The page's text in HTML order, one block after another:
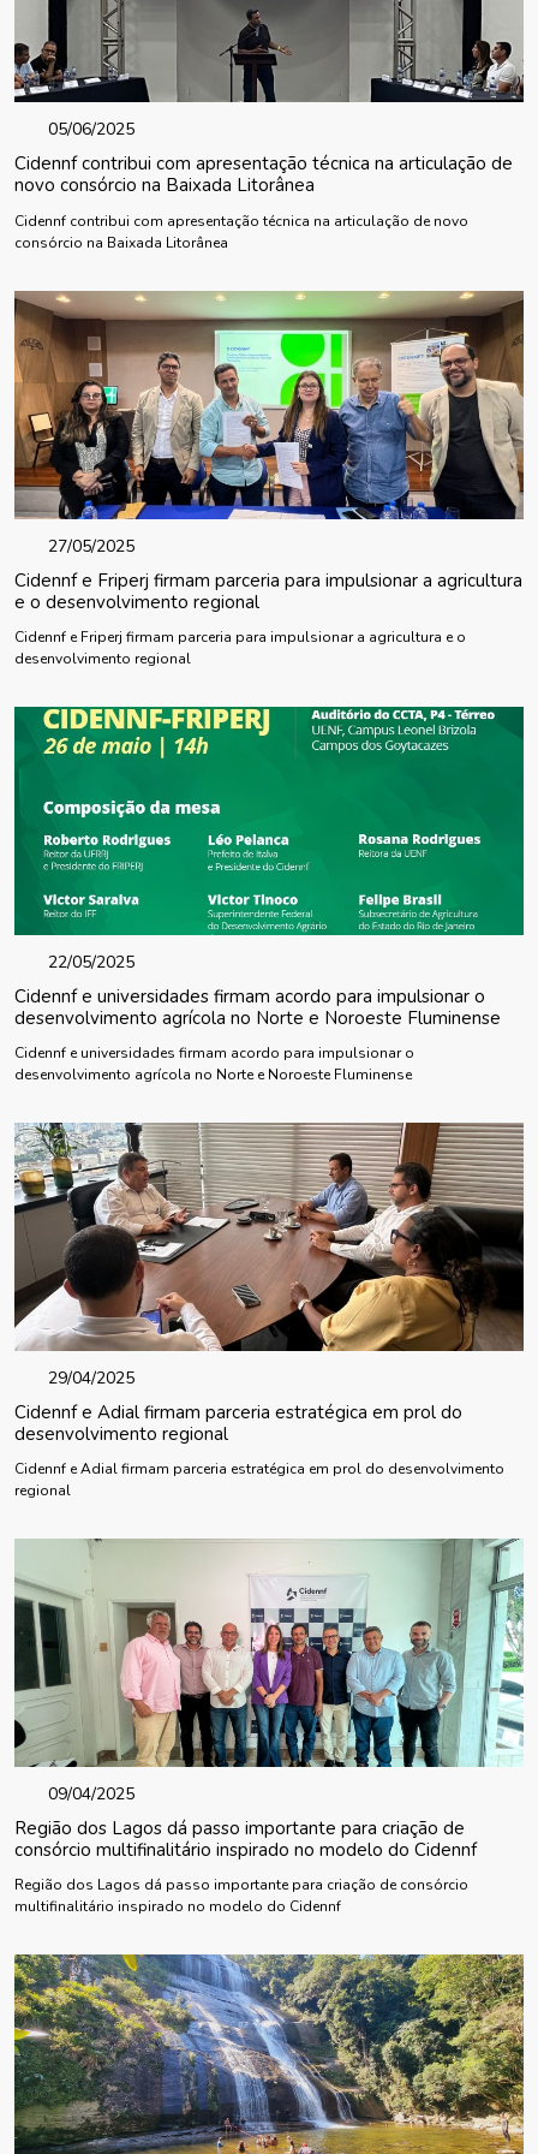
05/06/2025
Cidennf contribui com apresentação técnica na articulação de
novo consórcio na Baixada Litorânea
Cidennf contribui com apresentação técnica na articulação de novo
consórcio na Baixada Litorânea
27/05/2025
Cidennf e Friperj firmam parceria para impulsionar a agricultura
e o desenvolvimento regional
Cidennf e Friperj firmam parceria para impulsionar a agricultura e o
desenvolvimento regional
22/05/2025
Cidennf e universidades firmam acordo para impulsionar o
desenvolvimento agrícola no Norte e Noroeste Fluminense
Cidennf e universidades firmam acordo para impulsionar o
desenvolvimento agrícola no Norte e Noroeste Fluminense
29/04/2025
Cidennf e Adial firmam parceria estratégica em prol do
desenvolvimento regional
Cidennf e Adial firmam parceria estratégica em prol do desenvolvimento
regional
09/04/2025
Região dos Lagos dá passo importante para criação de
consórcio multifinalitário inspirado no modelo do Cidennf
Região dos Lagos dá passo importante para criação de consórcio
multifinalitário inspirado no modelo do Cidennf